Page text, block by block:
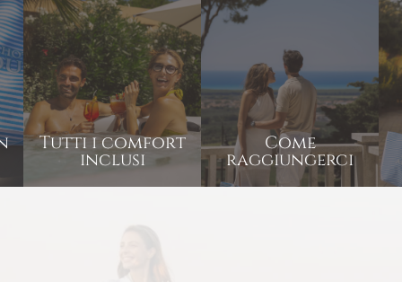
Tutti i comfort
inclusi
Come
raggiungerci